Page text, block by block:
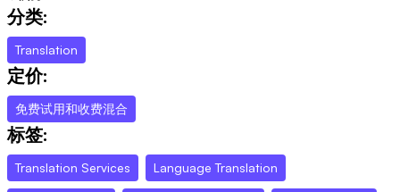
分类:
Translation
定价:
免费试用和收费混合
标签:
Translation Services Language Translation